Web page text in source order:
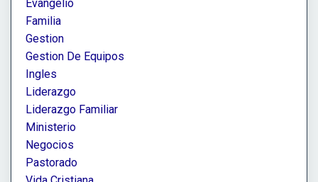
Evangelio
Familia
Gestion
Gestion De Equipos
Ingles
Liderazgo
Liderazgo Familiar
Ministerio
Negocios
Pastorado